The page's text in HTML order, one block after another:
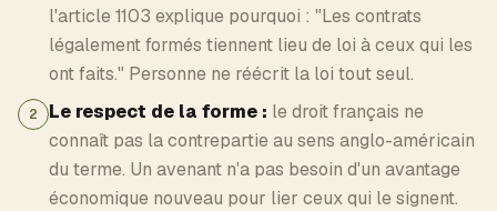
l'article 1103 explique pourquoi : "Les contrats
légalement formés tiennent lieu de loi à ceux qui les
ont faits." Personne ne réécrit la loi tout seul.
2 Le respect de la forme : le droit français ne
connaît pas la contrepartie au sens anglo-américain
du terme. Un avenant n'a pas besoin d'un avantage
économique nouveau pour lier ceux qui le signent.